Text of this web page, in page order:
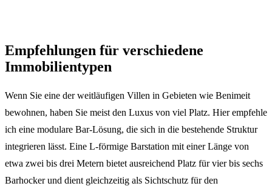
Empfehlungen für verschiedene
Immobilientypen
Wenn Sie eine der weitläufigen Villen in Gebieten wie Benimeit
bewohnen, haben Sie meist den Luxus von viel Platz. Hier empfehle
ich eine modulare Bar-Lösung, die sich in die bestehende Struktur
integrieren lässt. Eine L-förmige Barstation mit einer Länge von
etwa zwei bis drei Metern bietet ausreichend Platz für vier bis sechs
Barhocker und dient gleichzeitig als Sichtschutz für den